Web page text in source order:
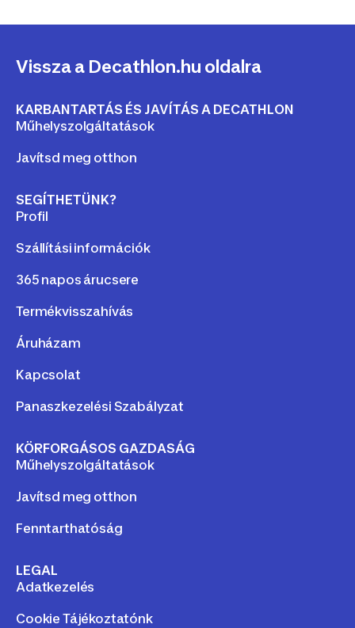
Vissza a Decathlon.hu oldalra
KARBANTARTÁS ÉS JAVÍTÁS A DECATHLON
Műhelyszolgáltatások
Javítsd meg otthon
SEGÍTHETÜNK?
Profil
Szállítási információk
365 napos árucsere
Termékvisszahívás
Áruházam
Kapcsolat
Panaszkezelési Szabályzat
KÖRFORGÁSOS GAZDASÁG
Műhelyszolgáltatások
Javítsd meg otthon
Fenntarthatóság
LEGAL
Adatkezelés
Cookie Tájékoztatónk